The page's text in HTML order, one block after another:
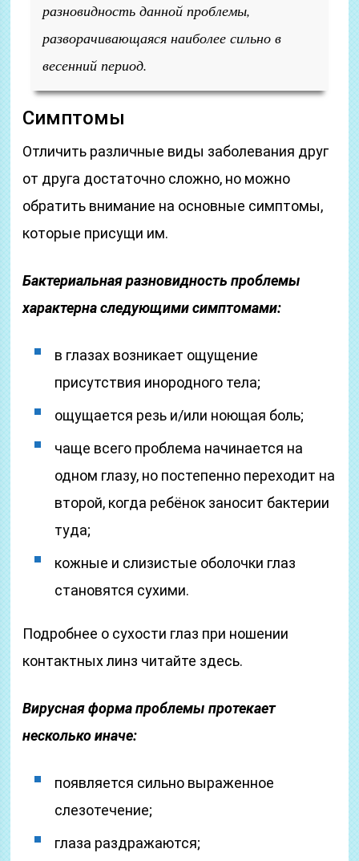
разновидность данной проблемы,
разворачивающаяся наиболее сильно в
весенний период.
Симптомы
Отличить различные виды заболевания друг
от друга достаточно сложно, но можно
обратить внимание на основные симптомы,
которые присущи им.
Бактериальная разновидность проблемы
характерна следующими симптомами:
в глазах возникает ощущение
присутствия инородного тела;
ощущается резь и/или ноющая боль;
чаще всего проблема начинается на
одном глазу, но постепенно переходит на
второй, когда ребёнок заносит бактерии
туда;
кожные и слизистые оболочки глаз
становятся сухими.
Подробнее о сухости глаз при ношении
контактных линз читайте здесь.
Вирусная форма проблемы протекает
несколько иначе:
появляется сильно выраженное
слезотечение;
глаза раздражаются;